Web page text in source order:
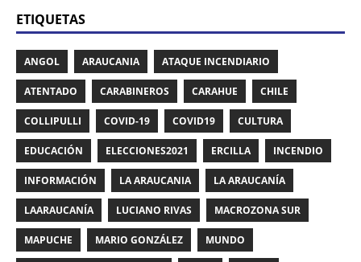
ETIQUETAS
ANGOL ARAUCANIA ATAQUE INCENDIARIO
ATENTADO CARABINEROS CARAHUE CHILE
COLLIPULLI COVID-19 COVID19 CULTURA
EDUCACIÓN ELECCIONES2021 ERCILLA INCENDIO
INFORMACIÓN LA ARAUCANIA LA ARAUCANÍA
LAARAUCANÍA LUCIANO RIVAS MACROZONA SUR
MAPUCHE MARIO GONZÁLEZ MUNDO